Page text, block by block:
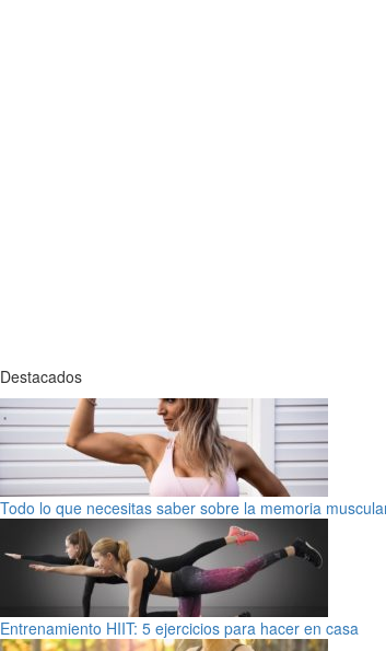
Destacados
Todo lo que necesitas saber sobre la memoria
Entrenamiento HIIT: 5 ejercicios para hacer en casa